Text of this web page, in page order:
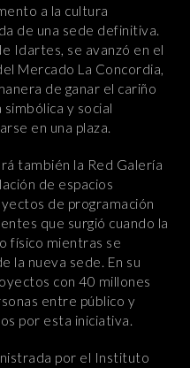
a la cultura
de una sede definitiva.
Idartes, se avanzó en el
Mercado La Concordia,
de ganar el cariño
y social
en una plaza.
también la Red Galería
de espacios
de programación
que surgió cuando la
físico mientras se
la nueva sede. En su
con 40 millones
entre público y
por esta iniciativa.
por el Instituto